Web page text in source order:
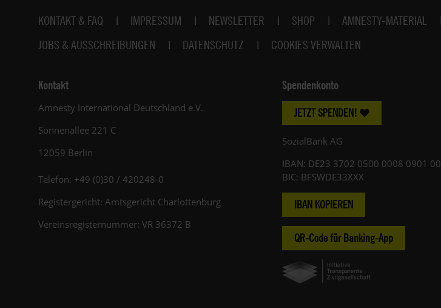
Fußbereich
KONTAKT & FAQ IMPRESSUM NEWSLETTER SHOP AMNESTY-MATERIAL
JOBS & AUSSCHREIBUNGEN
DATENSCHUTZ COOKIES VERWALTEN
Kontakt
Amnesty International Deutschland e.V.
Sonnenallee 221 C
12059 Berlin
Telefon: +49 (0)30 / 420248-0
Registergericht: Amtsgericht Charlottenburg
Vereinsregisternummer: VR 36372 B
Spendenkonto
JETZT SPENDEN!
SozialBank AG
IBAN: DE23 3702 0500 0008 0901 00
BIC: BFSWDE33XXX
IBAN KOPIEREN
QR-Code für Banking-App